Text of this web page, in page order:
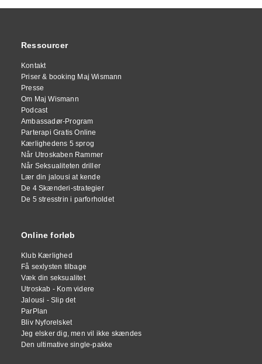
Ressourcer
Kontakt
Priser & booking Maj Wismann
Presse
Om Maj Wismann
Podcast
Ambassadør-Program
Parterapi Gratis Online
Kærlighedens 5 sprog
Når Utroskaben Rammer
Når Seksualiteten driller
Lær din jalousi at kende
De 4 Skænderi-strategier
De 5 stresstrin i parforholdet
Online forløb
Klub Kærlighed
Få sexlysten tilbage
Væk din seksualitet
Utroskab - Kom videre
Jalousi - Slip det
ParPlan
Bliv Nyforelsket
Jeg elsker dig, men vil ikke skændes
Den ultimative single-pakke